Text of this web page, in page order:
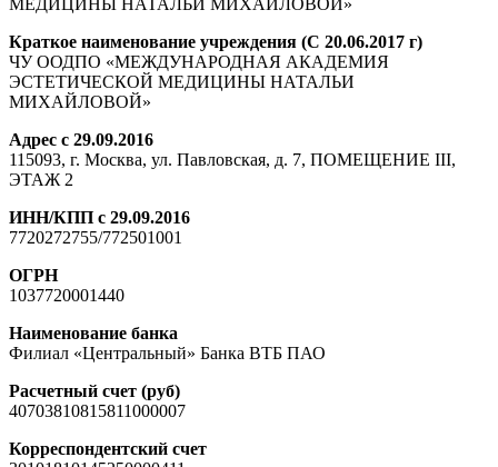
Краткое наименование учреждения (С 20.06.2017 г)
ЧУ ООДПО «МЕЖДУНАРОДНАЯ АКАДЕМИЯ
ЭСТЕТИЧЕСКОЙ МЕДИЦИНЫ НАТАЛЬИ
МИХАЙЛОВОЙ»
Адрес с 29.09.2016
115093, г. Москва, ул. Павловская, д. 7, ПОМЕЩЕНИЕ III,
ЭТАЖ 2
ИНН/КПП с 29.09.2016
7720272755/772501001
ОГРН
1037720001440
Наименование банка
Филиал «Центральный» Банка ВТБ ПАО
Расчетный счет (руб)
40703810815811000007
Корреспондентский счет